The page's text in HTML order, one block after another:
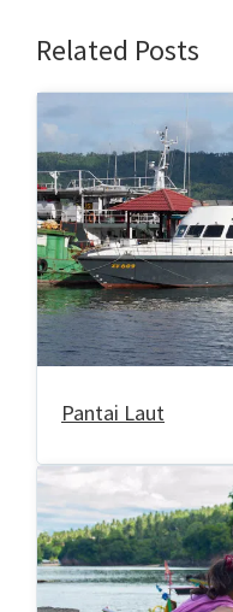
Related Posts
Pantai Laut